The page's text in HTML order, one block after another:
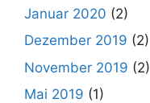
Januar 2020 (2)
Dezember 2019 (2)
November 2019 (2)
Mai 2019 (1)